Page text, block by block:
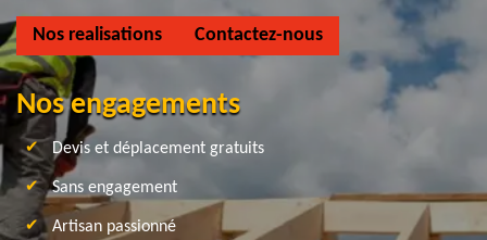
Nos realisations Contactez-nous
Nos engagements
Devis et déplacement gratuits
Sans engagement
Artisan passionné